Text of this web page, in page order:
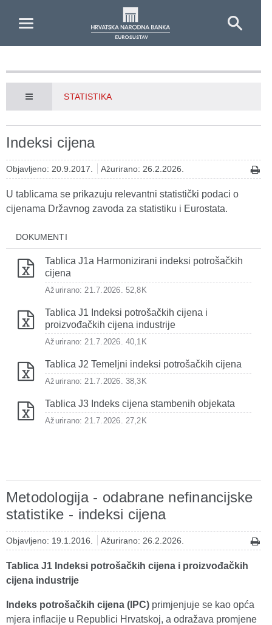
STATISTIKA
Indeksi cijena
Objavljeno: 20.9.2017. Ažurirano: 26.2.2026.
U tablicama se prikazuju relevantni statistički podaci o
cijenama Državnog zavoda za statistiku i Eurostata.
DOKUMENTI
Tablica J1a Harmonizirani indeksi potrošačkih
cijena
Ažurirano: 21.7.2026. 52,8K
Tablica J1 Indeksi potrošačkih cijena i
proizvođačkih cijena industrije
Ažurirano: 21.7.2026. 40,1K
Tablica J2 Temeljni indeksi potrošačkih cijena
Ažurirano: 21.7.2026. 38,3K
Tablica J3 Indeks cijena stambenih objekata
Ažurirano: 21.7.2026. 27,2K
Metodologija - odabrane nefinancijske
statistike - indeksi cijena
Objavljeno: 19.1.2016. Ažurirano: 26.2.2026.
Tablica J1 Indeksi potrošačkih cijena i proizvođačkih
cijena industrije
Indeks potrošačkih cijena (IPC) primjenjuje se kao opća
mjera inflacije u Republici Hrvatskoj, a odražava promjene